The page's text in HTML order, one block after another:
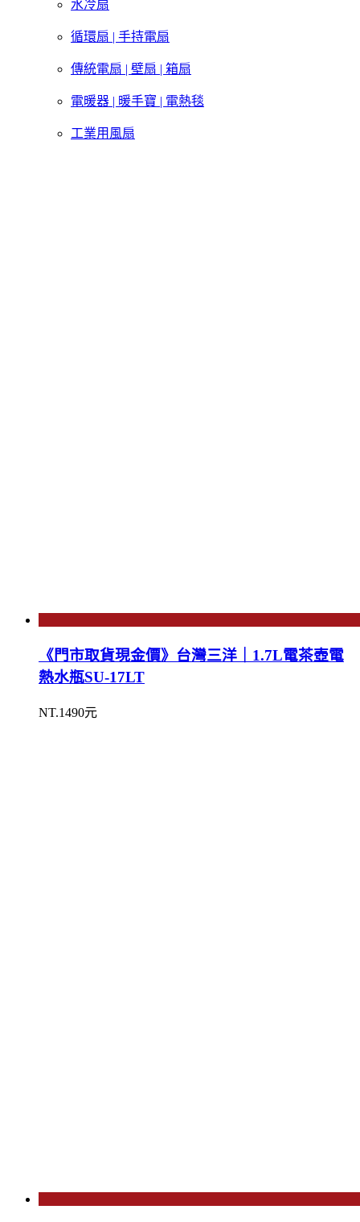
水冷扇
循環扇 | 手持電扇
傳統電扇 | 壁扇 | 箱扇
電暖器 | 暖手寶 | 電熱毯
工業用風扇
《門市取貨現金價》台灣三洋｜1.7L電茶壺電
熱水瓶SU-17LT
NT.1490元